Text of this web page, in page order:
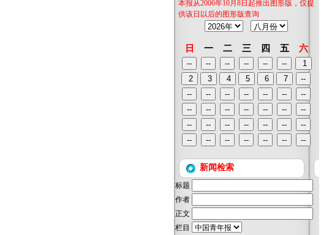
本报从2006年10月8日起推出图形版，仅提
供该日以后的图形版查询
日 一 二 三 四 五 六
新闻检索
标题
作者
正文
栏目